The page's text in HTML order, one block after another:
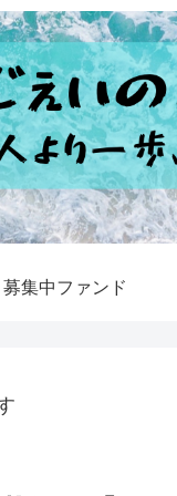
募集中ファンド